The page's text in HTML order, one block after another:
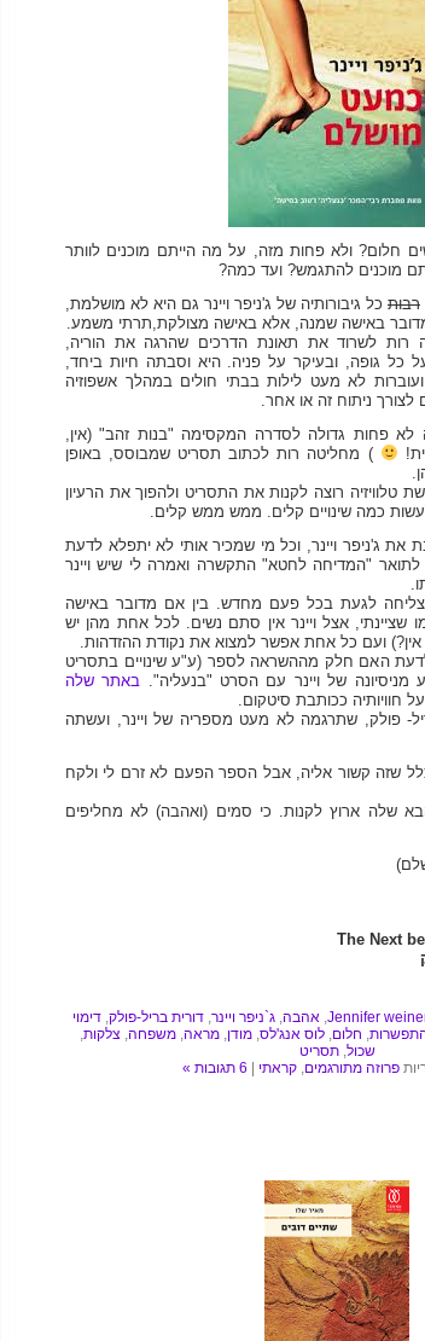
חלום? ולא פחות מזה, על מה הייתם מוכנים לוותר
מוכנים להתגמש? ועד כמה?
רבות כל גיבורותיה של ג'ניפר ויינר גם היא לא מושלמת,
באישה שמנה, אלא באישה מצולקת,תרתי משמע.
רות לשרוד את תאונת הדרכים שהרגה את הוריה,
כל גופה, ובעיקר על פניה. היא וסבתה חיות ביחד,
לא מעט לילות בבתי חולים במהלך אשפוזיה
ניתוח זה או אחר.
לא פחות גדולה לסדרה המקסימה "בנות זהב" (אין,
) מחליטה רות לכתוב תסריט שמבוסס, באופן
טלוויזיה רוצה לקנות את התסריט ולהפוך את הרעיון
כמה שינויים קלים. ממש ממש קלים.
את ג'ניפר ויינר, וכל מי שמכיר אותי לא יתפלא לדעת
לתואר "המדיחה לחטא" התקשרה ואמרה לי שיש ויינר
לגעת בכל פעם מחדש. בין אם מדובר באישה
אצל ויינר אין סתם נשים. לכל אחת מהן יש
אין?) ועם כל אחת אפשר למצוא את נקודת ההזדהות.
לדעת האם חלק מההשראה לספר (ע"ע שינויים בתסריט
מניסיונה של ויינר עם הסרט "בנעליה". באתר שלה
חוויותיה ככותבת סיטקום.
פולק, שתרגמה לא מעט מספריה של ויינר, ועשתה
שזה קשור אליה, אבל הספר הפעם לא זרם לי ולקח
שלה ארוץ לקנות. כי סמים (ואהבה) לא מחליפים
The Next
Jennifer
, אהבה, ג`ניפר ויינר, דורית בריל-פולק, דימוי
, חלום, לוס אנג'לס, מודן, מראה, משפחה, צלקות,
שכול,תסריט
פרוזה מתורגמים, קראתי 6 תגובות »